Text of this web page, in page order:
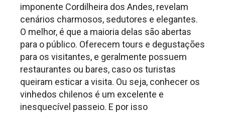
imponente Cordilheira dos Andes, revelam
cenários charmosos, sedutores e elegantes.
O melhor, é que a maioria delas são abertas
para o público. Oferecem tours e degustações
para os visitantes, e geralmente possuem
restaurantes ou bares, caso os turistas
queiram esticar a visita. Ou seja, conhecer os
vinhedos chilenos é um excelente e
inesquecível passeio. E por isso